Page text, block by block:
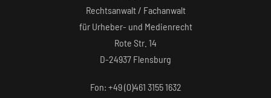
Rechtsanwalt / Fachanwalt
für Urheber- und Medienrecht
Rote Str. 14
D-24937 Flensburg
Fon: +49 (0)461 3155 1632‬